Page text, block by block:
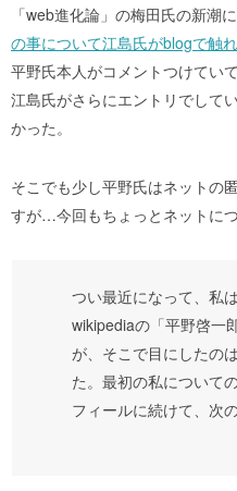
「web進化論」の梅田氏の新潮
の事について江島氏がblogで触
平野氏本人がコメントつけてい
江島氏がさらにエントリでして
かった。
そこでも少し平野氏はネットの
すが…今回もちょっとネットに
つい最近になって、私
wikipediaの「平野啓一
が、そこで目にしたの
た。最初の私について
フィールに続けて、次